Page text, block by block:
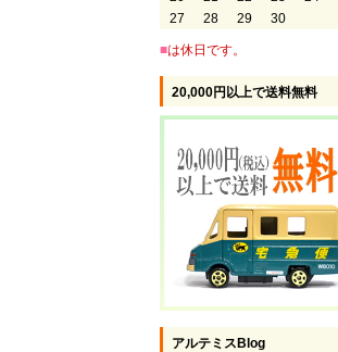
27
28 29 30
■は休日です。
20,000円以上で送料無料
アルテミスBlog